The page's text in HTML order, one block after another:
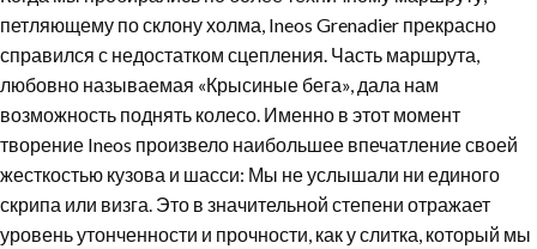
петляющему по склону холма, Ineos Grenadier прекрасно
справился с недостатком сцепления. Часть маршрута,
любовно называемая «Крысиные бега», дала нам
возможность поднять колесо. Именно в этот момент
творение Ineos произвело наибольшее впечатление своей
жесткостью кузова и шасси: Мы не услышали ни единого
скрипа или визга. Это в значительной степени отражает
уровень утонченности и прочности, как у слитка, который мы